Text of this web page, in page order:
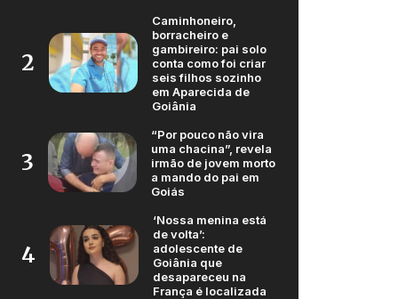
2
Caminhoneiro,
borracheiro e
gambireiro: pai solo
conta como foi criar
seis filhos sozinho
em Aparecida de
Goiânia
3
“Por pouco não vira
uma chacina”, revela
irmão de jovem morto
a mando do pai em
Goiás
4
‘Nossa menina está
de volta’:
adolescente de
Goiânia que
desapareceu na
França é localizada